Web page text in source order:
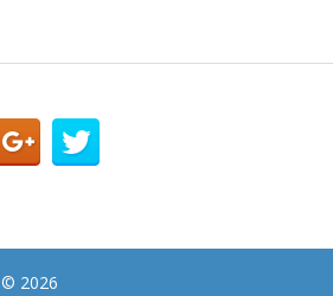
© 2026